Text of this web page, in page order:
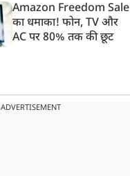
लगाई फटकार
Amazon Freedom Sale
का धमाका! फोन, TV और
AC पर 80% तक की छूट
ADVERTISEMENT